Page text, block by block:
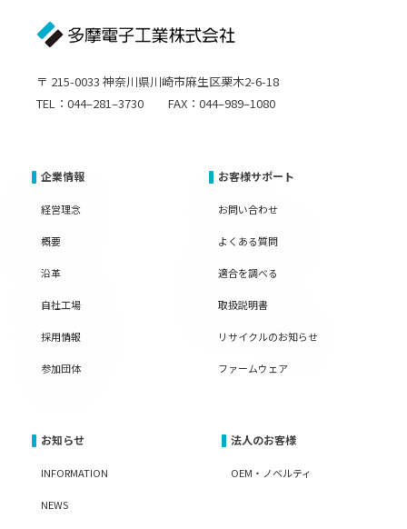
〒 215-0033 神奈川県川崎市麻生区栗木2-6-18
TEL：044–281–3730 FAX：044–989–1080
企業情報
経営理念
概要
沿革
自社工場
採用情報
参加団体
お客様サポート
お問い合わせ
よくある質問
適合を調べる
取扱説明書
リサイクルのお知らせ
ファームウェア
お知らせ
INFORMATION
NEWS
法人のお客様
OEM・ノベルティ